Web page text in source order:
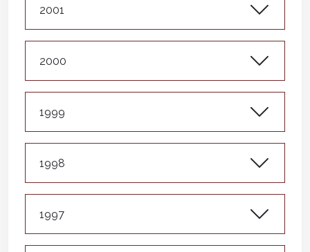
2001
2000
1999
1998
1997